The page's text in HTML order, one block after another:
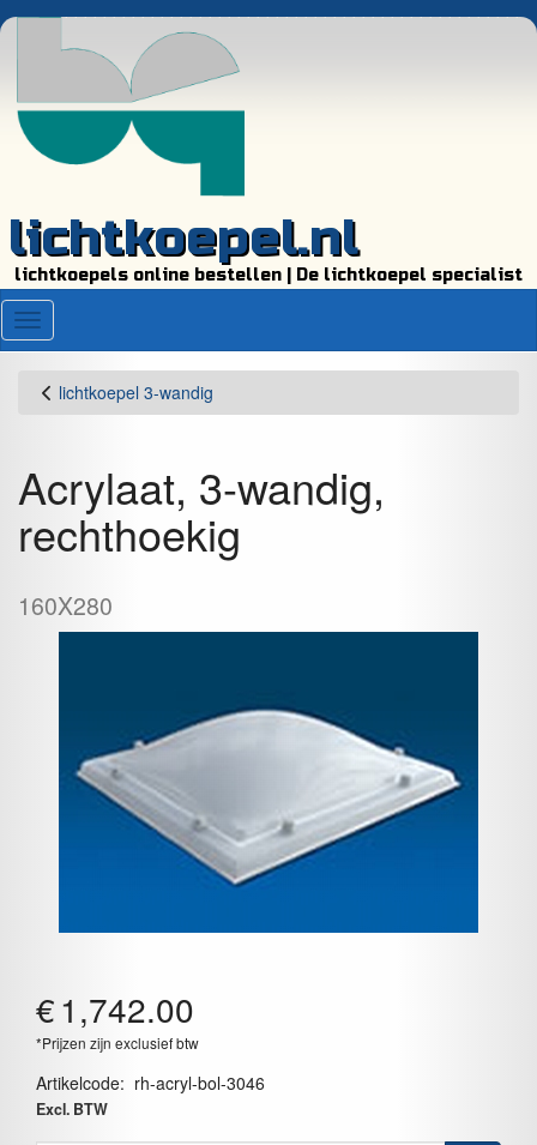
lichtkoepel.nl
lichtkoepels online bestellen | De lichtkoepel specialist
Menu
lichtkoepel 3-wandig
Acrylaat, 3-wandig,
rechthoekig
160X280
€1,742.00
*Prijzen zijn exclusief btw
Artikelcode: rh-acryl-bol-3046
Excl. BTW